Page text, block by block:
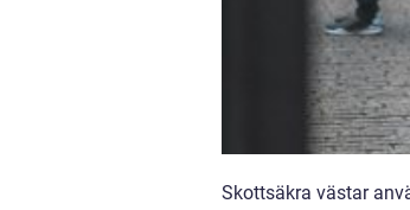
Skottsäkra västar